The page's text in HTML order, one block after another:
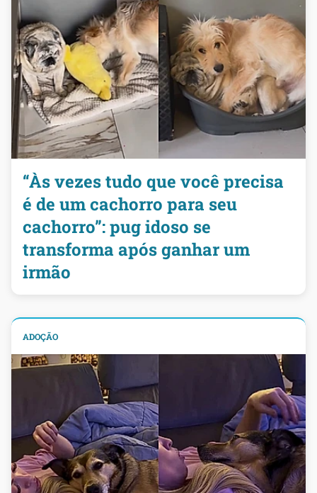
“Às vezes tudo que você precisa
é de um cachorro para seu
cachorro”: pug idoso se
transforma após ganhar um
irmão
ADOÇÃO